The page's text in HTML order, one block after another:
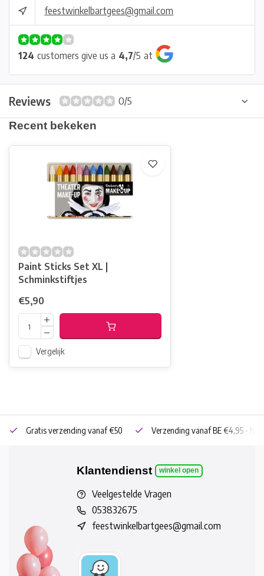
feestwinkelbartgees@gmail.com
124 customers give us a 4,7/5 at
Reviews
0/5
Recent bekeken
Paint Sticks Set XL |
Schminkstiftjes
€5,90
Vergelijk
Gratis verzending vanaf €50 Verzending vanaf BE €4,95 - NL
Klantendienst winkel open
Veelgestelde Vragen
053832675
feestwinkelbartgees@gmail.com